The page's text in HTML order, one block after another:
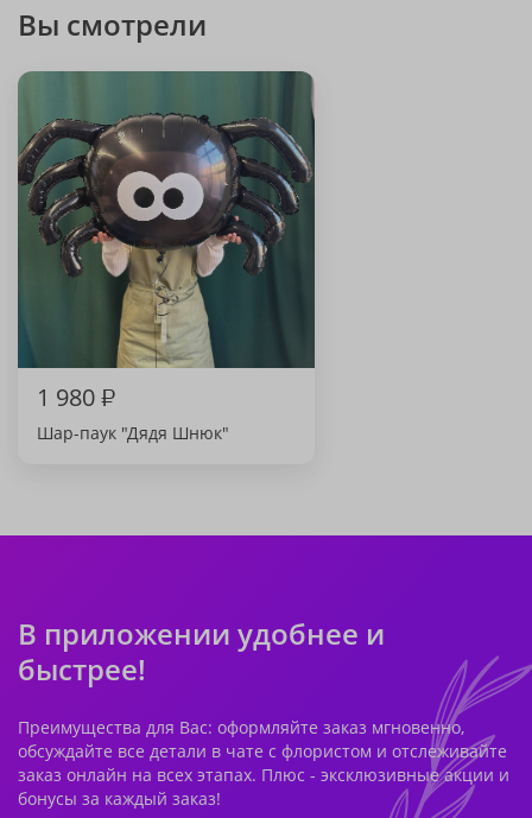
Вы смотрели
1 980₽
Шар-паук "Дядя Шнюк"
В приложении удобнее и
быстрее!
Преимущества для Вас: оформляйте заказ мгновенно,
обсуждайте все детали в чате с флористом и отслеживайте
заказ онлайн на всех этапах. Плюс - эксклюзивные акции и
бонусы за каждый заказ!